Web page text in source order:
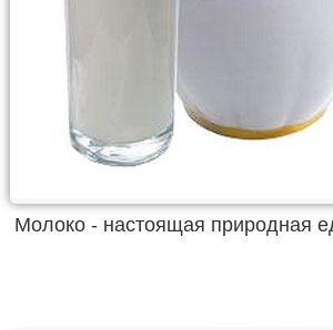
Молоко - настоящая природная